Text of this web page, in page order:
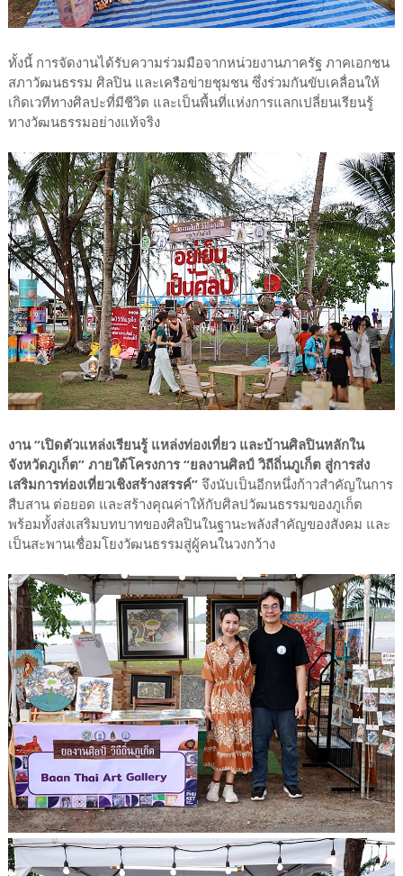
ทั้งนี้ การจัดงานได้รับความร่วมมือจากหน่วยงานภาครัฐ ภาคเอกชน
สภาวัฒนธรรม ศิลปิน และเครือข่ายชุมชน ซึ่งร่วมกันขับเคลื่อนให้
เกิดเวทีทางศิลปะที่มีชีวิต และเป็นพื้นที่แห่งการแลกเปลี่ยนเรียนรู้
ทางวัฒนธรรมอย่างแท้จริง
งาน “เปิดตัวแหล่งเรียนรู้ แหล่งท่องเที่ยว และบ้านศิลปินหลักใน
จังหวัดภูเก็ต” ภายใต้โครงการ “ยลงานศิลป์ วิถีถิ่นภูเก็ต สู่การส่ง
เสริมการท่องเที่ยวเชิงสร้างสรรค์” จึงนับเป็นอีกหนึ่งก้าวสำคัญในการ
สืบสาน ต่อยอด และสร้างคุณค่าให้กับศิลปวัฒนธรรมของภูเก็ต
พร้อมทั้งส่งเสริมบทบาทของศิลปินในฐานะพลังสำคัญของสังคม และ
เป็นสะพานเชื่อมโยงวัฒนธรรมสู่ผู้คนในวงกว้าง